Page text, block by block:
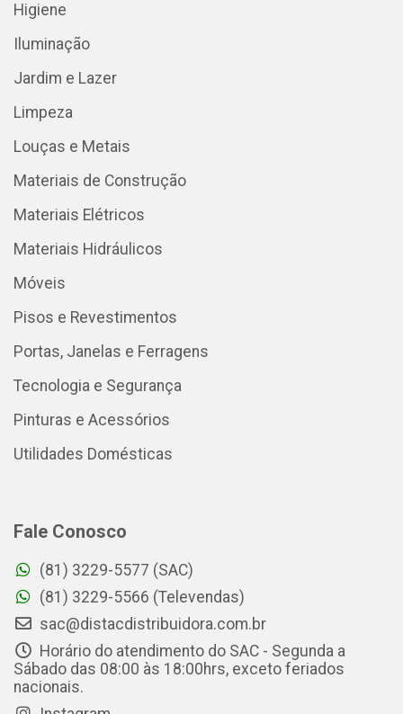
Higiene
Iluminação
Jardim e Lazer
Limpeza
Louças e Metais
Materiais de Construção
Materiais Elétricos
Materiais Hidráulicos
Móveis
Pisos e Revestimentos
Portas, Janelas e Ferragens
Tecnologia e Segurança
Pinturas e Acessórios
Utilidades Domésticas
Fale Conosco
(81) 3229-5577 (SAC)
(81) 3229-5566 (Televendas)
sac@distacdistribuidora.com.br
Horário do atendimento do SAC - Segunda a
Sábado das 08:00 às 18:00hrs, exceto feriados
nacionais.